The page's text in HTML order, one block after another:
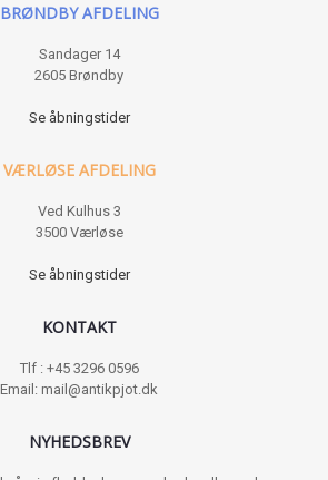
BRØNDBY AFDELING
Sandager 14
2605 Brøndby
Se åbningstider
VÆRLØSE AFDELING
Ved Kulhus 3
3500 Værløse
Se åbningstider
KONTAKT
Tlf : +45 3296 0596
Email: mail@antikpjot.dk
NYHEDSBREV